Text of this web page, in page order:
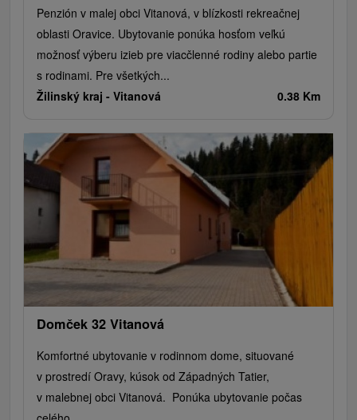
Penzión v malej obci Vitanová, v blízkosti rekreačnej
oblasti Oravice. Ubytovanie ponúka hosťom veľkú
možnosť výberu izieb pre viacčlenné rodiny alebo partie
s rodinami. Pre všetkých...
Žilinský kraj - Vitanová 0.38 Km
Domček 32 Vitanová
Komfortné ubytovanie v rodinnom dome, situované
v prostredí Oravy, kúsok od Západných Tatier,
v malebnej obci Vitanová. Ponúka ubytovanie počas